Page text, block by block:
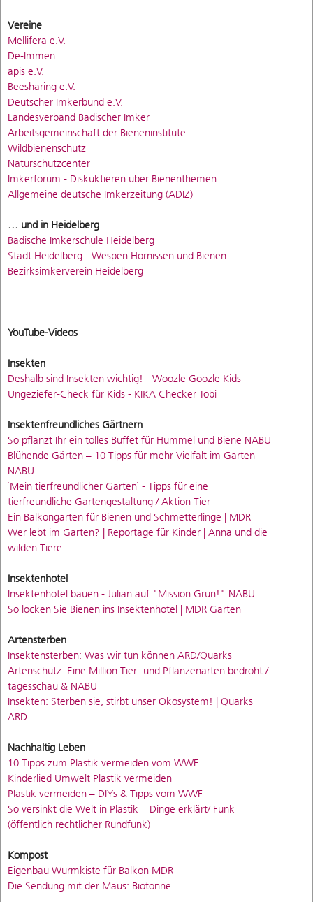
Vereine
Mellifera e.V.
De-Immen
apis e.V.
Beesharing e.V.
Deutscher Imkerbund e.V.
Landesverband Badischer Imker
Arbeitsgemeinschaft der Bieneninstitute
Wildbienenschutz
Naturschutzcenter
Imkerforum - Diskuktieren über Bienenthemen
Allgemeine deutsche Imkerzeitung (ADIZ)
… und in Heidelberg
Badische Imkerschule Heidelberg
Stadt Heidelberg - Wespen Hornissen und Bienen
Bezirksimkerverein Heidelberg
YouTube-Videos
Insekten
Deshalb sind Insekten wichtig! - Woozle Goozle Kids
Ungeziefer-Check für Kids - KIKA Checker Tobi
Insektenfreundliches Gärtnern
So pflanzt Ihr ein tolles Buffet für Hummel und Biene NABU
Blühende Gärten – 10 Tipps für mehr Vielfalt im Garten
NABU
`Mein tierfreundlicher Garten` - Tipps für eine
tierfreundliche Gartengestaltung / Aktion Tier
Ein Balkongarten für Bienen und Schmetterlinge | MDR
Wer lebt im Garten? | Reportage für Kinder | Anna und die
wilden Tiere
Insektenhotel
Insektenhotel bauen - Julian auf "Mission Grün!" NABU
So locken Sie Bienen ins Insektenhotel | MDR Garten
Artensterben
Insektensterben: Was wir tun können ARD/Quarks
Artenschutz: Eine Million Tier- und Pflanzenarten bedroht /
tagesschau & NABU
Insekten: Sterben sie, stirbt unser Ökosystem! | Quarks
ARD
Nachhaltig Leben
10 Tipps zum Plastik vermeiden vom WWF
Kinderlied Umwelt Plastik vermeiden
Plastik vermeiden – DIYs & Tipps vom WWF
So versinkt die Welt in Plastik – Dinge erklärt/ Funk
(öffentlich rechtlicher Rundfunk)
Kompost
Eigenbau Wurmkiste für Balkon MDR
Die Sendung mit der Maus: Biotonne